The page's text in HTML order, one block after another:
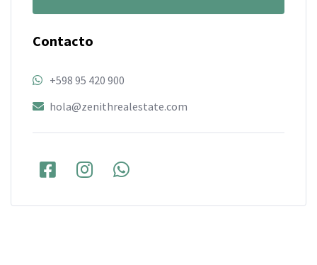
Contacto
+598 95 420 900
hola@zenithrealestate.com